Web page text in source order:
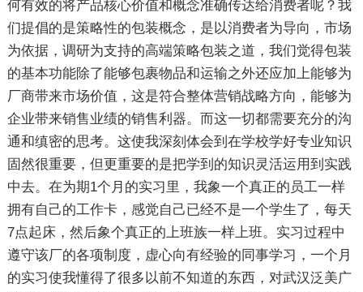
何有效的将产品核心价值和概念准确传达给消费者呢？我
们提倡的是策略性的包装概念，是以消费者为导向，市场
为依据，调研为支持的高端策略包装之道，我们觉得包装
的基本功能除了能够包裹物品和运输之外还应加上能够为
厂商带来市场价值，这是符合整体营销战略方向，能够为
企业带来销售业绩的销售利器。而这一切都需要充分的沟
通和缜密的思考。这使我深刻体会到在学校学好专业知识
固然很重要，但更重要的是把学到的知识灵活运用到实践
中去。在为期1个月的实习里，我象一个真正的员工一样
拥有自己的工作卡，感觉自己已经不是一个学生了，每天
7点起床，然后象个真正的上班族一样上班。实习过程中
遵守该厂的各项制度，虚心向有经验的同事学习，一个月
的实习使我懂得了很多以前不知道的东西，对武汉泛美广